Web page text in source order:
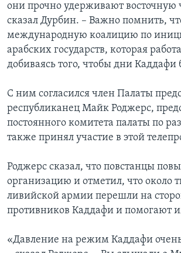
они прочно удерживают восточную
сказал Дурбин. – Важно помнить,
международную коалицию по
арабских государств, которая
добиваясь того, чтобы дни Каддафи
С ним согласился член Палаты
республиканец Майк Роджерс,
постоянного комитета палаты по
также принял участие в этой
Роджерс сказал, что повстанцы
организацию и отметил, что около
ливийской армии перешли на
противников Каддафи и помогают
«Давление на режим Каддафи